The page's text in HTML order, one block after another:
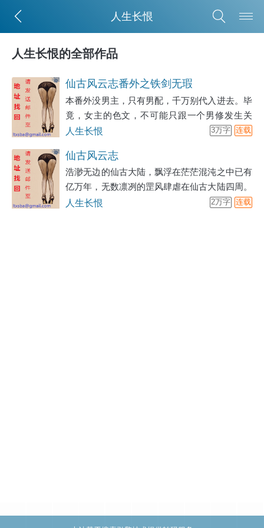
人生长恨
人生长恨的全部作品
仙古风云志番外之铁剑无瑕
本番外没男主，只有男配，千万别代入进去。毕
竟，女主的色文，不可能只跟一个男修发生关
系。介意勿入。
人生长恨 连载
3万字
仙古风云志
浩渺无边的仙古大陆，飘浮在茫茫混沌之中已有
亿万年，无数凛冽的罡风肆虐在仙古大陆四周。
它们狂暴悍戾，撕碎一切靠近它们的事物，哪怕
人生长恨 连载
2万字